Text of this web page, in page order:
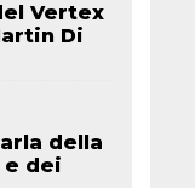
Vertex
Di
della
e dei